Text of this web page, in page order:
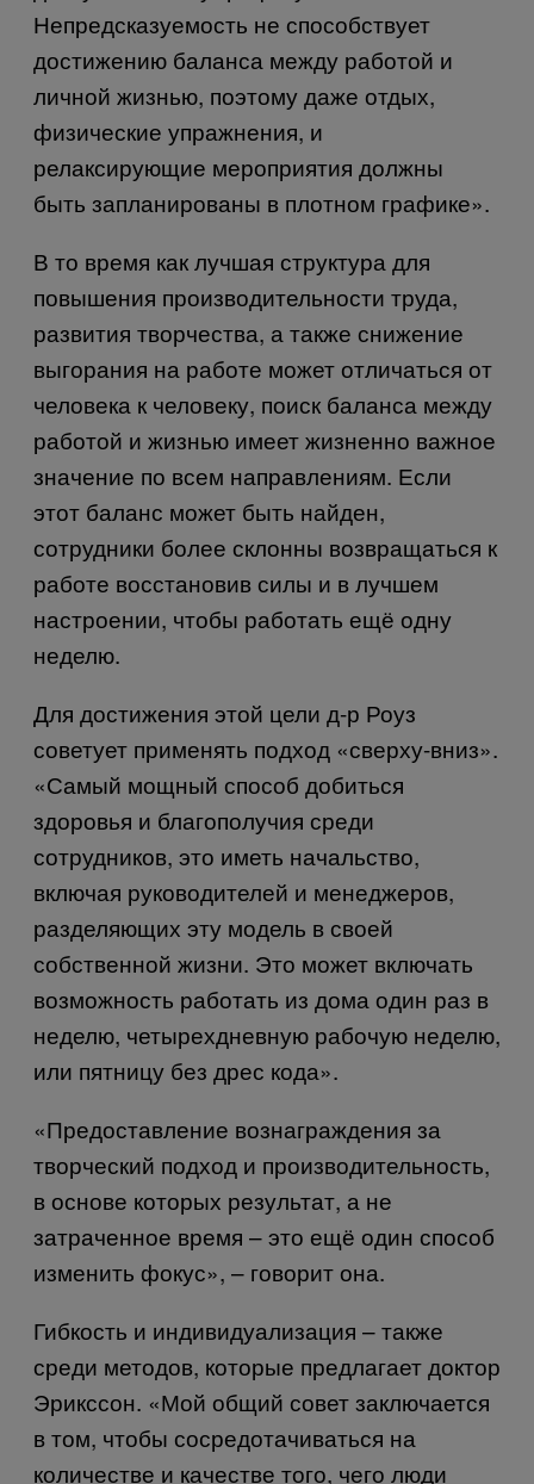
Непредсказуемость не способствует
достижению баланса между работой и
личной жизнью, поэтому даже отдых,
физические упражнения, и
релаксирующие мероприятия должны
быть запланированы в плотном графике».
В то время как лучшая структура для
повышения производительности труда,
развития творчества, а также снижение
выгорания на работе может отличаться от
человека к человеку, поиск баланса между
работой и жизнью имеет жизненно важное
значение по всем направлениям. Если
этот баланс может быть найден,
сотрудники более склонны возвращаться к
работе восстановив силы и в лучшем
настроении, чтобы работать ещё одну
неделю.
Для достижения этой цели д-р Роуз
советует применять подход «сверху-вниз».
«Самый мощный способ добиться
здоровья и благополучия среди
сотрудников, это иметь начальство,
включая руководителей и менеджеров,
разделяющих эту модель в своей
собственной жизни. Это может включать
возможность работать из дома один раз в
неделю, четырехдневную рабочую неделю,
или пятницу без дрес кода».
«Предоставление вознаграждения за
творческий подход и производительность,
в основе которых результат, а не
затраченное время – это ещё один способ
изменить фокус», – говорит она.
Гибкость и индивидуализация – также
среди методов, которые предлагает доктор
Эрикссон. «Мой общий совет заключается
в том, чтобы сосредотачиваться на
количестве и качестве того, чего люди